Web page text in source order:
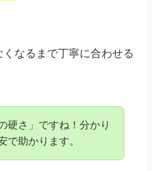
なるまで丁寧に合わせる
硬さ」ですね！分かり
で助かります。